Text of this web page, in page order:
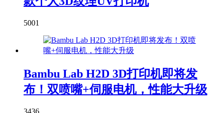
5001
Bambu Lab H2D 3D打印机即将发
布！双喷嘴+伺服电机，性能大升级
3436